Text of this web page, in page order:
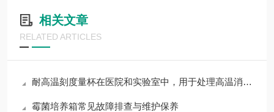
相关文章
RELATED ARTICLES
耐高温刻度量杯在医院和实验室中，用于处理高温消毒液或化学试剂
霉菌培养箱常见故障排查与维护保养